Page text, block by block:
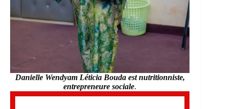
Danielle Wendyam Léticia Bouda estnutritionniste,
entrepreneure sociale.